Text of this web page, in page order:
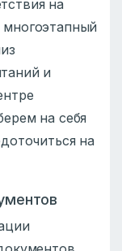
на
и
на себя
на